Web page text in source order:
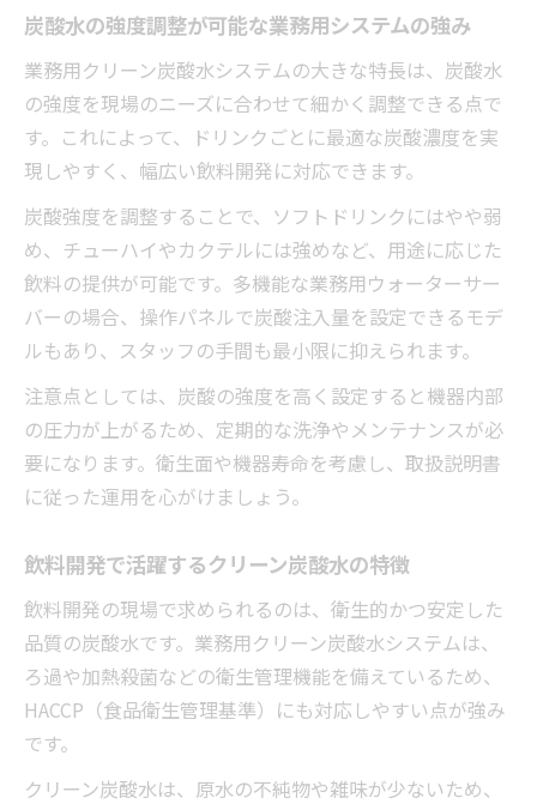
炭酸水の強度調整が可能な業務用システムの強み
業務用クリーン炭酸水システムの大きな特長は、炭酸水
の強度を現場のニーズに合わせて細かく調整できる点で
す。これによって、ドリンクごとに最適な炭酸濃度を実
現しやすく、幅広い飲料開発に対応できます。
炭酸強度を調整することで、ソフトドリンクにはやや弱
め、チューハイやカクテルには強めなど、用途に応じた
飲料の提供が可能です。多機能な業務用ウォーターサー
バーの場合、操作パネルで炭酸注入量を設定できるモデ
ルもあり、スタッフの手間も最小限に抑えられます。
注意点としては、炭酸の強度を高く設定すると機器内部
の圧力が上がるため、定期的な洗浄やメンテナンスが必
要になります。衛生面や機器寿命を考慮し、取扱説明書
に従った運用を心がけましょう。
飲料開発で活躍するクリーン炭酸水の特徴
飲料開発の現場で求められるのは、衛生的かつ安定した
品質の炭酸水です。業務用クリーン炭酸水システムは、
ろ過や加熱殺菌などの衛生管理機能を備えているため、
HACCP（食品衛生管理基準）にも対応しやすい点が強み
です。
クリーン炭酸水は、原水の不純物や雑味が少ないため、